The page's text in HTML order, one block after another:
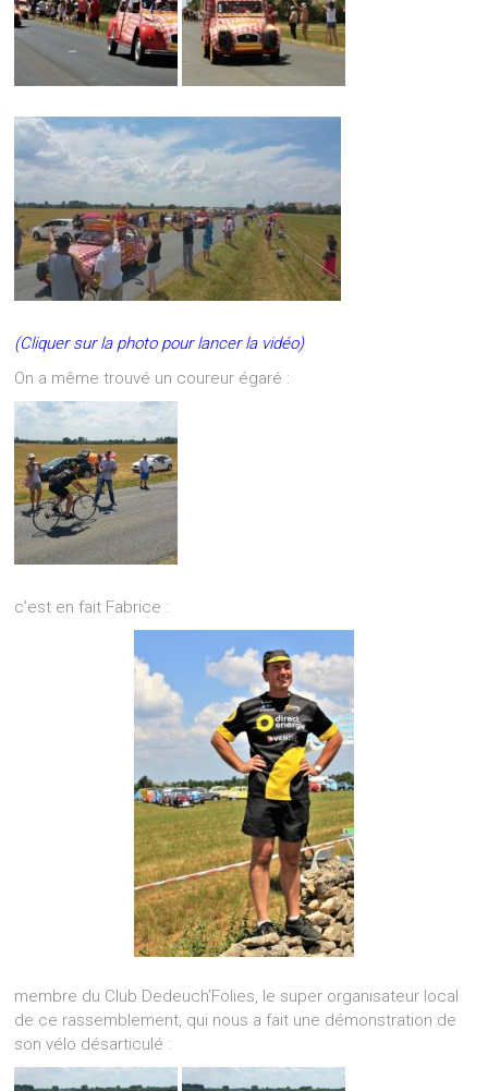
(Cliquer sur la photo pour lancer la vidéo)
On a même trouvé un coureur égaré :
c’est en fait Fabrice :
membre du Club Dedeuch’Folies, le super organisateur local
de ce rassemblement, qui nous a fait une démonstration de
son vélo désarticulé :